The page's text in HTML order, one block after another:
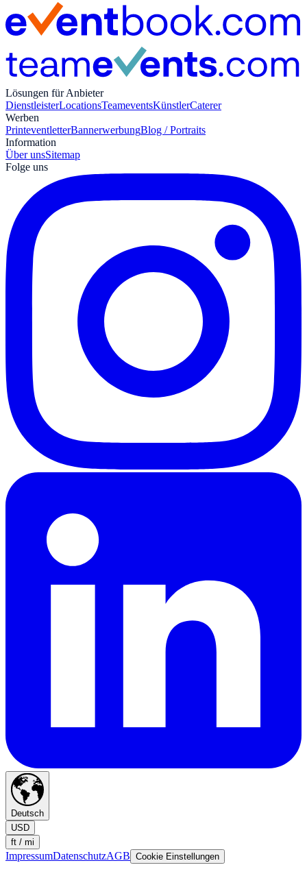
Lösungen für Anbieter
DienstleisterLocationsTeameventsKünstlerCaterer
Werben
PrinteventletterBannerwerbungBlog / Portraits
Information
Über unsSitemap
Folge uns
Deutsch
USD
ft / mi
ImpressumDatenschutzAGB Cookie Einstellungen